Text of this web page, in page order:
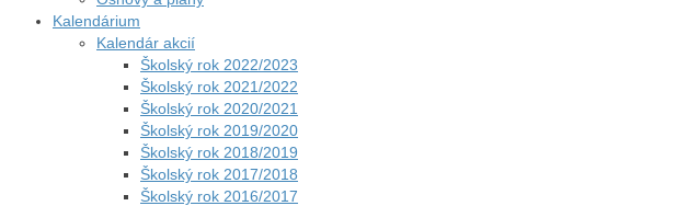
Kalendárium
Kalendár akcií
Školský rok 2022/2023
Školský rok 2021/2022
Školský rok 2020/2021
Školský rok 2019/2020
Školský rok 2018/2019
Školský rok 2017/2018
Školský rok 2016/2017